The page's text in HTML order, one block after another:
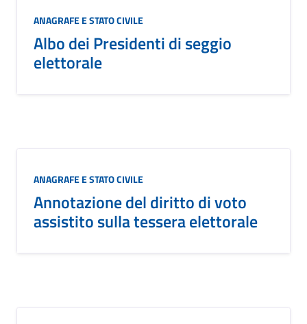
ANAGRAFE E STATO CIVILE
Albo dei Presidenti di seggio
elettorale
ANAGRAFE E STATO CIVILE
Annotazione del diritto di voto
assistito sulla tessera elettorale